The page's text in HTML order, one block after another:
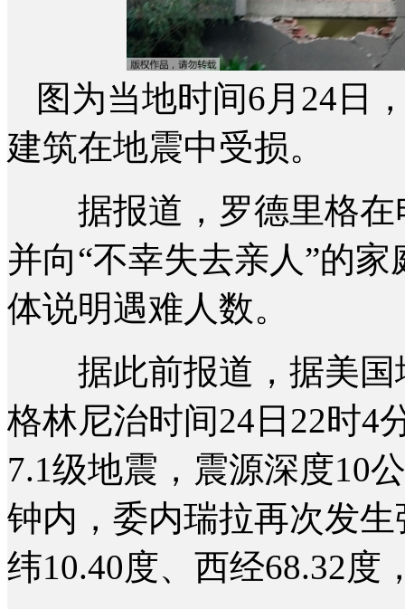
图为当地时间6月24日
建筑在地震中受损。
据报道，罗德里格在
并向“不幸失去亲人”的
体说明遇难人数。
据此前报道，据美国
格林尼治时间24日22时4
7.1级地震，震源深度10
钟内，委内瑞拉再次发
纬10.40度、西经68.32度